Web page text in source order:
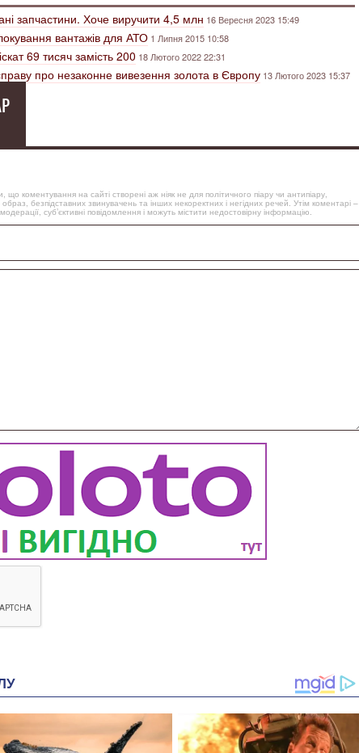
запчастини. Хоче виручити 4,5 млн 16 Вересня 2023 15:49
вантажів для АТО 1 Липня 2015 10:58
69 тисяч замість 200 18 Лютого 2022 22:31
про незаконне вивезення золота в Європу 13 Лютого 2023 15:37
коментування на сайті створені аж ніяк не для політичного піару чи антипіару,
безпідставних звинувачень та інших некоректних і негідних речей. Утім коментарі –
суб’єктивні повідомлення і можуть містити недостовірну інформацію.